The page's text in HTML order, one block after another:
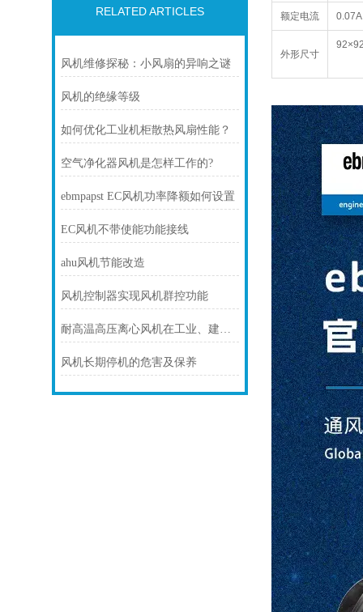
RELATED ARTICLES
风机维修探秘：小风扇的异响之谜
风机的绝缘等级
如何优化工业机柜散热风扇性能？
空气净化器风机是怎样工作的?
ebmpapst EC风机功率降额如何设置
EC风机不带使能功能接线
ahu风机节能改造
风机控制器实现风机群控功能
耐高温高压离心风机在工业、建筑、环境工程等领域中发挥着重要的作用
风机长期停机的危害及保养
额定电流 0.07A
外形尺寸